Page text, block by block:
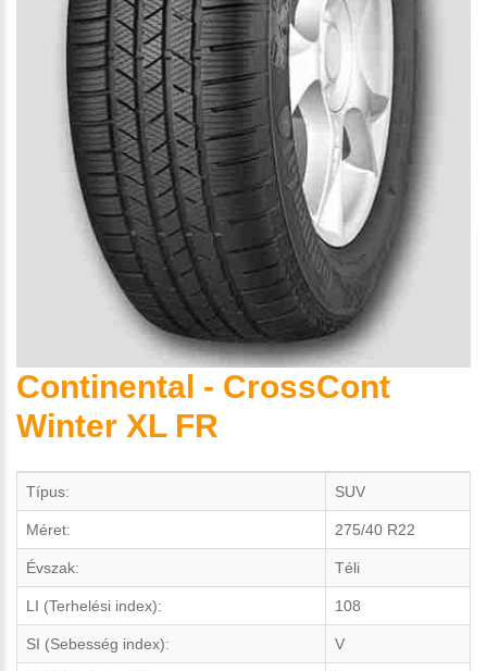
Continental - CrossCont
Winter XL FR
Típus: SUV
Méret: 275/40 R22
Évszak: Téli
LI (Terhelési index): 108
SI (Sebesség index): V